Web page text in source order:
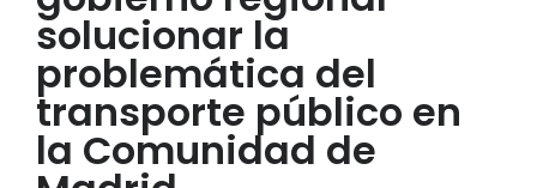
solucionar la
problemática del
transporte público en
la Comunidad de